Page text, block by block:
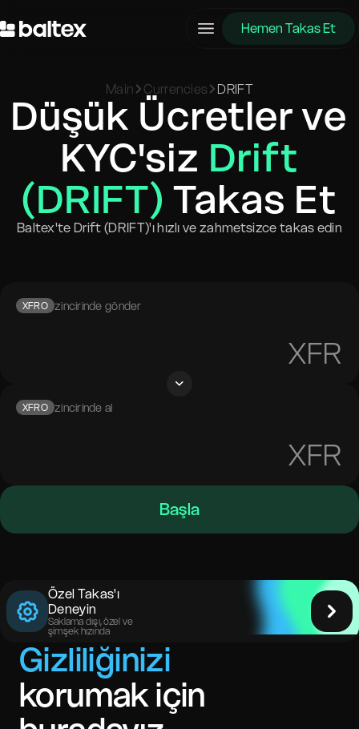
Hemen Takas Et
Main Currencies DRIFT
Düşük Ücretler ve
KYC'siz Drift
(DRIFT) Takas Et
Baltex'te Drift (DRIFT)'ı hızlı ve zahmetsizce takas edin
XFRO zincirinde gönder
XFR
XFRO zincirinde al
XFR
Başla
Özel Takas'ı
Deneyin
Saklama dışı, özel ve
şimşek hızında
Gizliliğinizi
korumak için